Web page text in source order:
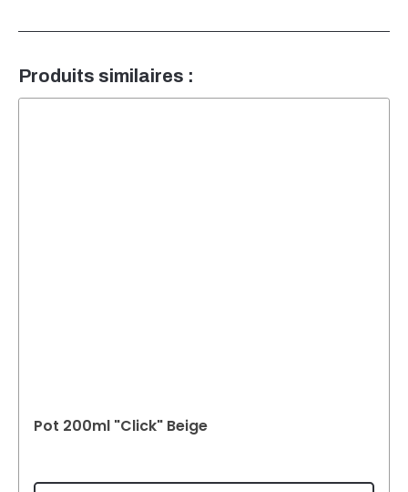
Produits similaires :
Pot 200ml "Click" Beige